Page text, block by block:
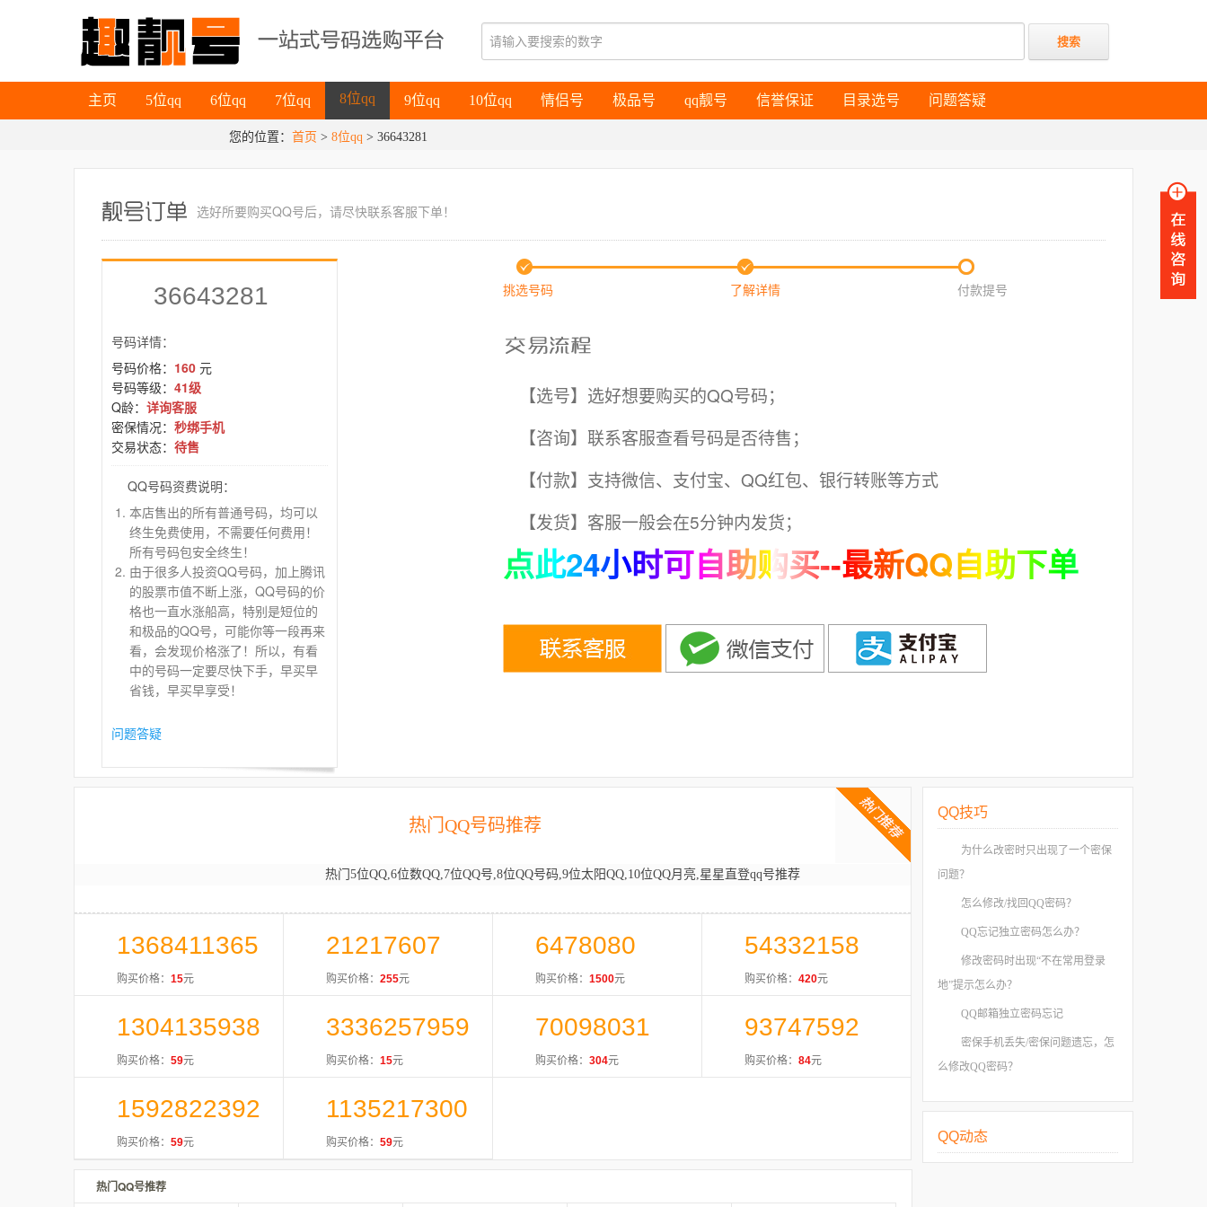
主页
主页
5位qq
5位qq
6位qq
6位qq
7位qq
8位qq
8位qq 9位qq 10位qq
10位qq
情侣号
情侣号
极品号
极品号
qq靓号
qq靓号
信誉保证
信誉保证
目录选号
目录选号
问题答疑
问题答疑
您的位置：首页 >8位qq > 36643281
选好所要购买QQ号后，请尽快联系客服下单！
36643281
号码详情：
号码价格： 160 元
号码等级： 41级
Q龄： 详询客服
密保情况： 秒绑手机
交易状态： 待售
QQ号码资费说明：
本店售出的所有普通号码，均可以
终生免费使用，不需要任何费用！
所有号码包安全终生！
由于很多人投资QQ号码，加上腾讯
的股票市值不断上涨，QQ号码的价
格也一直水涨船高，特别是短位的
和极品的QQ号，可能你等一段再来
看，会发现价格涨了！所以，有看
中的号码一定要尽快下手，早买早
省钱，早买早享受！
问题答疑
挑选号码 了解详情 付款提号
【选号】选好想要购买的QQ号码；
【咨询】联系客服查看号码是否待售；
【付款】支持微信、支付宝、QQ红包、银行转账等方式
【发货】客服一般会在5分钟内发货；
点此24小时可自助购买--最新QQ自助下单
热门QQ号码推荐
热门5位QQ,6位数QQ,7位QQ号,8位QQ号码,9位太阳QQ,10位QQ月亮,星星直登qq号推荐
1368411365
购买价格： 15元
21217607
购买价格： 255元
6478080
购买价格： 1500元
54332158
购买价格： 420元
1304135938
购买价格： 59元
3336257959
购买价格： 15元
70098031
购买价格： 304元
93747592
购买价格： 84元
1592822392
购买价格： 59元
1135217300
购买价格： 59元
热门QQ号推荐
QQ技巧
为什么改密时只出现了一个密保
问题？
怎么修改/找回QQ密码？
QQ忘记独立密码怎么办？
修改密码时出现“不在常用登录
地”提示怎么办？
QQ邮箱独立密码忘记
密保手机丢失/密保问题遗忘，怎
么修改QQ密码？
QQ动态